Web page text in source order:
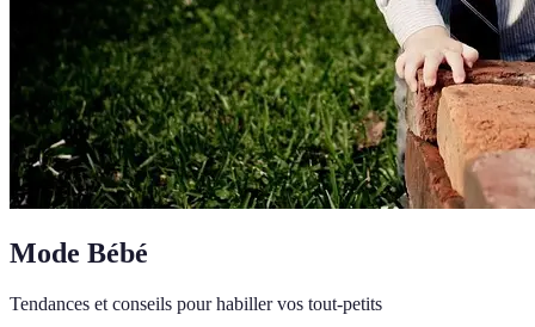
Mode Bébé
Tendances et conseils pour habiller vos tout-petits